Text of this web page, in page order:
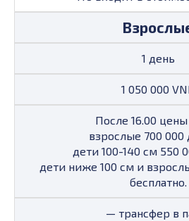
1 день
1 050 000
После 16.00
взрослые 700 000
дети 100-140 см 550
дети ниже 100 см и
бесплатно.
— трансфер в